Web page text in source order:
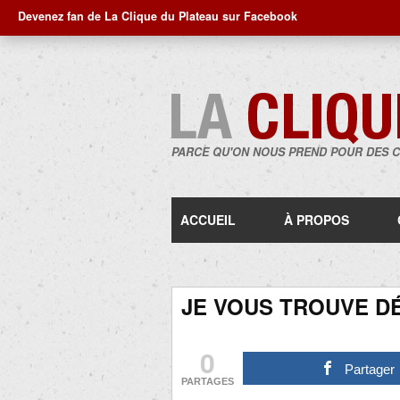
Devenez fan de La Clique du Plateau sur Facebook
PARCE QU'ON NOUS PREND POUR DES
ACCUEIL À PROPOS
JE VOUS TROUVE
0
PARTAGES
Partager